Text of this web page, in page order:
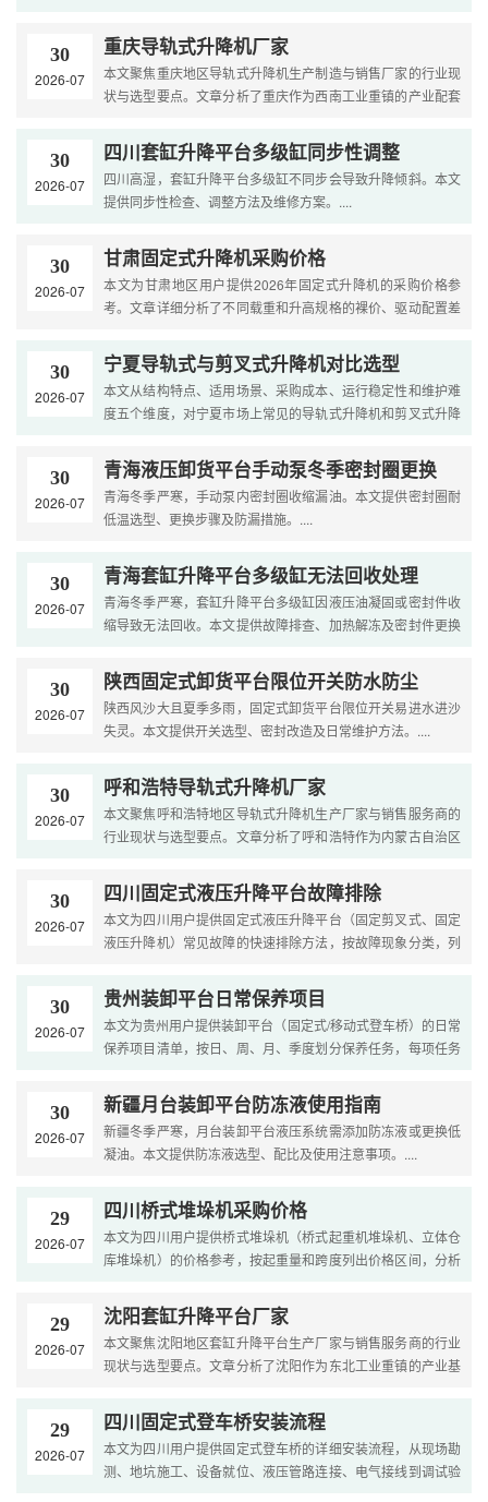
境....
30
2026-07
重庆导轨式升降机厂家
本文聚焦重庆地区导轨式升降机生产制造与销售厂家的行业现
状与选型要点。文章分析了重庆作为西南工业重镇的产业配套
厂....
30
2026-07
四川套缸升降平台多级缸同步性调整
四川高湿，套缸升降平台多级缸不同步会导致升降倾斜。本文
提供同步性检查、调整方法及维修方案。....
30
2026-07
甘肃固定式升降机采购价格
本文为甘肃地区用户提供2026年固定式升降机的采购价格参
考。文章详细分析了不同载重和升高规格的裸价、驱动配置差
型策....
30
2026-07
宁夏导轨式与剪叉式升降机对比选型
本文从结构特点、适用场景、采购成本、运行稳定性和维护难
度五个维度，对宁夏市场上常见的导轨式升降机和剪叉式升降
物....
30
2026-07
青海液压卸货平台手动泵冬季密封圈更换
青海冬季严寒，手动泵内密封圈收缩漏油。本文提供密封圈耐
低温选型、更换步骤及防漏措施。....
30
2026-07
青海套缸升降平台多级缸无法回收处理
青海冬季严寒，套缸升降平台多级缸因液压油凝固或密封件收
缩导致无法回收。本文提供故障排查、加热解冻及密封件更换
30
2026-07
陕西固定式卸货平台限位开关防水防尘
陕西风沙大且夏季多雨，固定式卸货平台限位开关易进水进沙
失灵。本文提供开关选型、密封改造及日常维护方法。....
30
2026-07
呼和浩特导轨式升降机厂家
本文聚焦呼和浩特地区导轨式升降机生产厂家与销售服务商的
行业现状与选型要点。文章分析了呼和浩特作为内蒙古自治区
轨....
30
2026-07
四川固定式液压升降平台故障排除
本文为四川用户提供固定式液压升降平台（固定剪叉式、固定
液压升降机）常见故障的快速排除方法，按故障现象分类，列
机....
30
2026-07
贵州装卸平台日常保养项目
本文为贵州用户提供装卸平台（固定式/移动式登车桥）的日常
保养项目清单，按日、周、月、季度划分保养任务，每项任务
30
2026-07
新疆月台装卸平台防冻液使用指南
新疆冬季严寒，月台装卸平台液压系统需添加防冻液或更换低
凝油。本文提供防冻液选型、配比及使用注意事项。....
29
2026-07
四川桥式堆垛机采购价格
本文为四川用户提供桥式堆垛机（桥式起重机堆垛机、立体仓
库堆垛机）的价格参考，按起重量和跨度列出价格区间，分析
建....
29
2026-07
沈阳套缸升降平台厂家
本文聚焦沈阳地区套缸升降平台生产厂家与销售服务商的行业
现状与选型要点。文章分析了沈阳作为东北工业重镇的产业基
配....
29
2026-07
四川固定式登车桥安装流程
本文为四川用户提供固定式登车桥的详细安装流程，从现场勘
测、地坑施工、设备就位、液压管路连接、电气接线到调试验